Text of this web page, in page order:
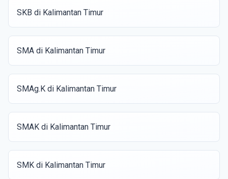
SKB di Kalimantan Timur
SMA di Kalimantan Timur
SMAg.K di Kalimantan Timur
SMAK di Kalimantan Timur
SMK di Kalimantan Timur